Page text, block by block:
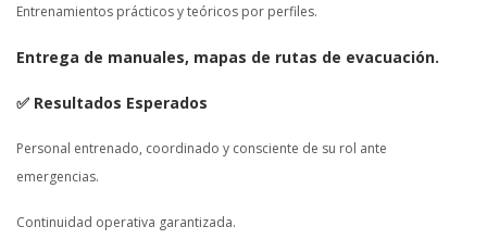
Entrenamientos prácticos y teóricos por perfiles.
Entrega de manuales, mapas de rutas de evacuación.
✅ Resultados Esperados
Personal entrenado, coordinado y consciente de su rol ante
emergencias.
Continuidad operativa garantizada.